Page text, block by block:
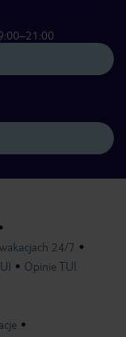
24/7
Opinie TUI